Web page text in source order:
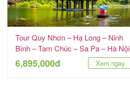
Tour Quy Nhơn – Hạ Long – Ninh
Bình – Tam Chúc – Sa Pa – Hà Nội
6 ngày 5 đêm
6,895,000đ Xem ngay